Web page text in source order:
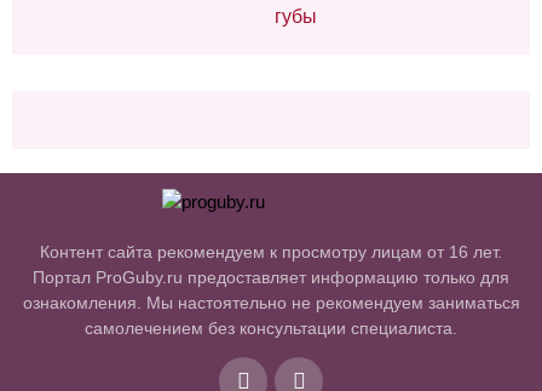
губы
Контент сайта рекомендуем к просмотру лицам от 16 лет.
Портал ProGuby.ru предоставляет информацию только для
ознакомления. Мы настоятельно не рекомендуем заниматься
самолечением без консультации специалиста.